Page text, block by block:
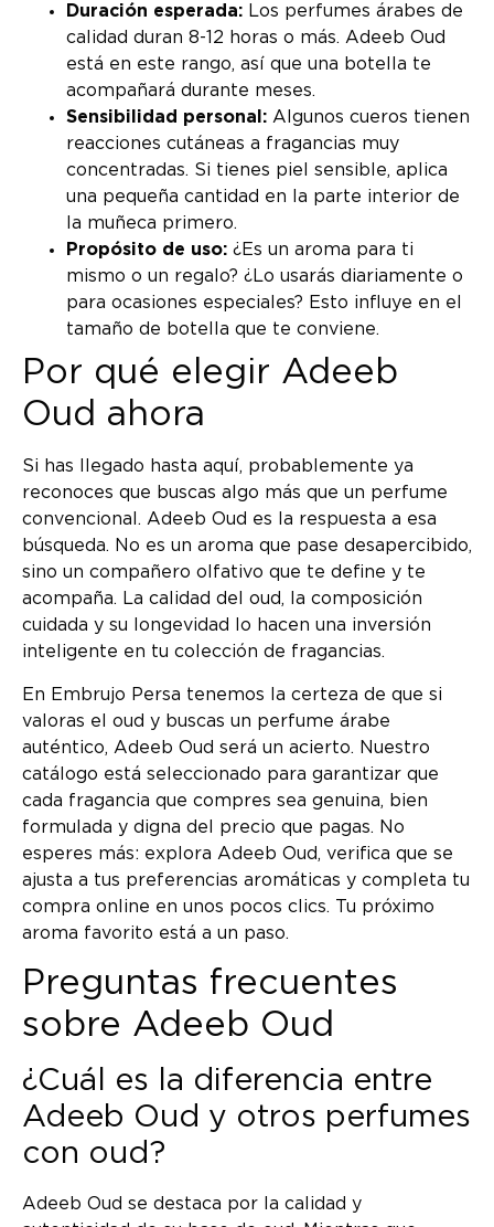
Duración esperada: Los perfumes árabes de
calidad duran 8-12 horas o más. Adeeb Oud
está en este rango, así que una botella te
acompañará durante meses.
Sensibilidad personal: Algunos cueros tienen
reacciones cutáneas a fragancias muy
concentradas. Si tienes piel sensible, aplica
una pequeña cantidad en la parte interior de
la muñeca primero.
Propósito de uso: ¿Es un aroma para ti
mismo o un regalo? ¿Lo usarás diariamente o
para ocasiones especiales? Esto influye en el
tamaño de botella que te conviene.
Por qué elegir Adeeb
Oud ahora
Si has llegado hasta aquí, probablemente ya
reconoces que buscas algo más que un perfume
convencional. Adeeb Oud es la respuesta a esa
búsqueda. No es un aroma que pase desapercibido,
sino un compañero olfativo que te define y te
acompaña. La calidad del oud, la composición
cuidada y su longevidad lo hacen una inversión
inteligente en tu colección de fragancias.
En Embrujo Persa tenemos la certeza de que si
valoras el oud y buscas un perfume árabe
auténtico, Adeeb Oud será un acierto. Nuestro
catálogo está seleccionado para garantizar que
cada fragancia que compres sea genuina, bien
formulada y digna del precio que pagas. No
esperes más: explora Adeeb Oud, verifica que se
ajusta a tus preferencias aromáticas y completa tu
compra online en unos pocos clics. Tu próximo
aroma favorito está a un paso.
Preguntas frecuentes
sobre Adeeb Oud
¿Cuál es la diferencia entre
Adeeb Oud y otros perfumes
con oud?
Adeeb Oud se destaca por la calidad y